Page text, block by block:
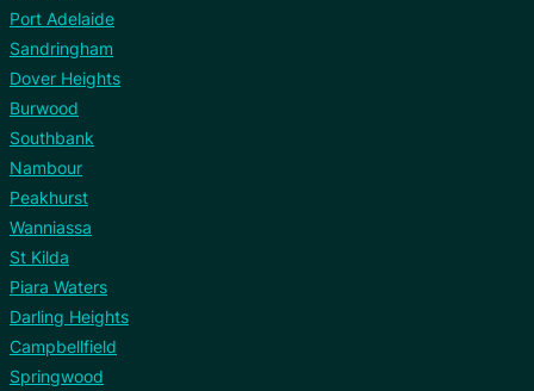
Port Adelaide
Sandringham
Dover Heights
Burwood
Southbank
Nambour
Peakhurst
Wanniassa
St Kilda
Piara Waters
Darling Heights
Campbellfield
Springwood